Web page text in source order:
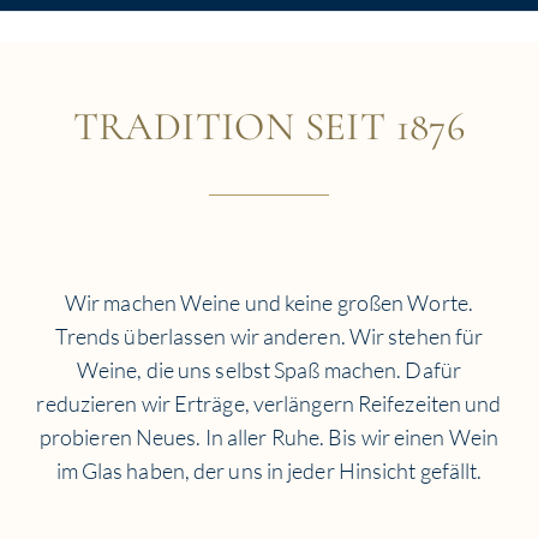
TRADITION SEIT 1876
Wir machen Weine und keine großen Worte.
Trends überlassen wir anderen. Wir stehen für
Weine, die uns selbst Spaß machen. Dafür
reduzieren wir Erträge, verlängern Reifezeiten und
probieren Neues. In aller Ruhe. Bis wir einen Wein
im Glas haben, der uns in jeder Hinsicht gefällt.